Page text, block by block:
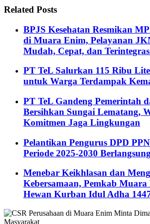
Related Posts
BPJS Kesehatan Resmikan
di Muara Enim, Pelayanan
Mudah, Cepat, dan
PT TeL Salurkan 115 Ribu
untuk Warga Terdampak
PT TeL Gandeng Pemerintah
Bersihkan Sungai Lematang,
Komitmen Jaga Lingkungan
Pelantikan Pengurus DPD
Periode 2025-2030
Menebar Keikhlasan dan
Kebersamaan, Pemkab
Hewan Kurban Idul Adha